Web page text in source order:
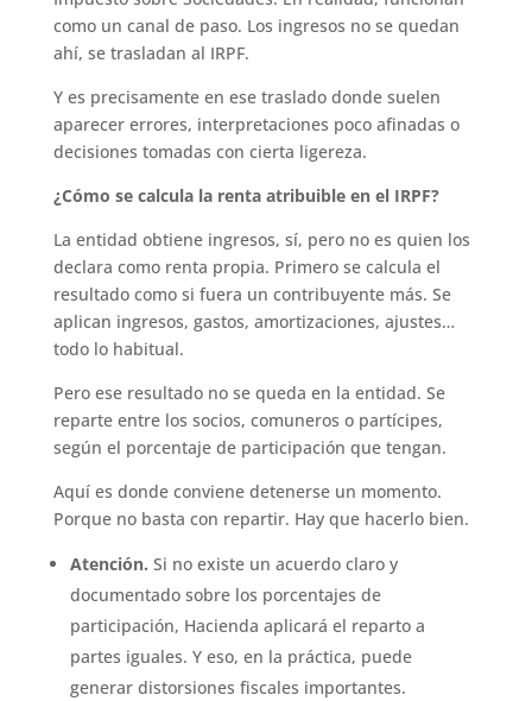
como un canal de paso. Los ingresos no se quedan
ahí, se trasladan al IRPF.
Y es precisamente en ese traslado donde suelen
aparecer errores, interpretaciones poco afinadas o
decisiones tomadas con cierta ligereza.
¿Cómo se calcula la renta atribuible en el IRPF?
La entidad obtiene ingresos, sí, pero no es quien los
declara como renta propia. Primero se calcula el
resultado como si fuera un contribuyente más. Se
aplican ingresos, gastos, amortizaciones, ajustes…
todo lo habitual.
Pero ese resultado no se queda en la entidad. Se
reparte entre los socios, comuneros o partícipes,
según el porcentaje de participación que tengan.
Aquí es donde conviene detenerse un momento.
Porque no basta con repartir. Hay que hacerlo bien.
Atención. Si no existe un acuerdo claro y
documentado sobre los porcentajes de
participación, Hacienda aplicará el reparto a
partes iguales. Y eso, en la práctica, puede
generar distorsiones fiscales importantes.